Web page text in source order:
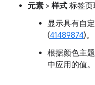
元素 > 样式 标签页
显示具有自
(41489874)。
根据颜色主
中应用的值。